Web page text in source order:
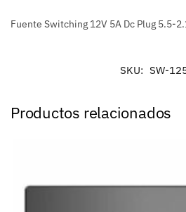
Fuente Switching 12V 5A Dc Plug 5.5-
SKU: SW-
Productos relacionados